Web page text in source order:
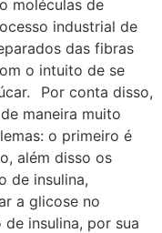
moléculas de
industrial de
das fibras
o intuito de se
conta disso,
maneira muito
o primeiro é
além disso os
de insulina,
a glicose no
insulina, por sua